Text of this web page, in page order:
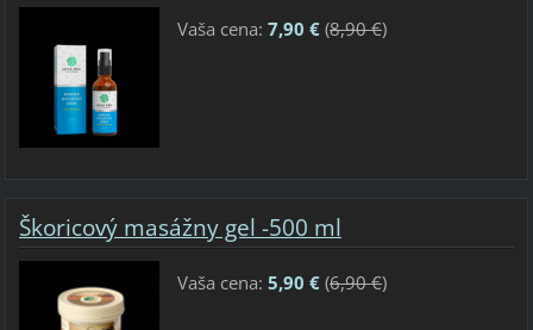
Vaša cena: 7,90 €(8,90 €)
Škoricový masážny gel -500 ml
Vaša cena: 5,90 €(6,90 €)